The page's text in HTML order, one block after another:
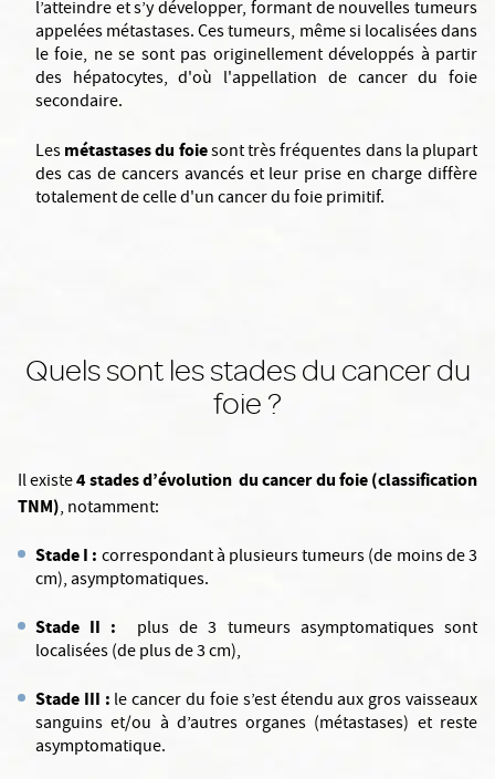
l’atteindre et s’y développer, formant de nouvelles tumeurs
appelées métastases. Ces tumeurs, même si localisées dans
le foie, ne se sont pas originellement développés à partir
des hépatocytes, d'où l'appellation de cancer du foie
secondaire.
Lesmétastases du foiesont très fréquentes dans la plupart
des cas de cancers avancés et leur prise en charge diffère
totalement de celle d'un cancer du foie primitif.
Quels sont les stades du cancer du
foie ?
Il existe4 stades d’évolution du cancer du foie (classification
TNM), notamment:
Stade I : correspondant à plusieurs tumeurs (de moins de 3
cm), asymptomatiques.
Stade II :
plus de 3 tumeurs asymptomatiques sont
localisées (de plus de 3 cm),
Stade III : le cancer du foie s’est étendu aux gros vaisseaux
sanguins et/ou à d’autres organes (métastases) et reste
asymptomatique.